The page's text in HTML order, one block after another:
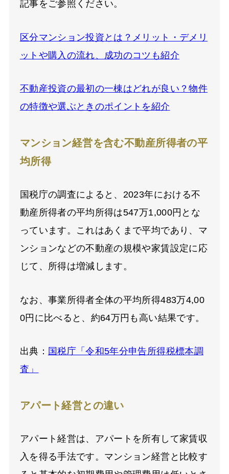
記事をご参照ください。
区分マンション投資とは？メリット・デメリ
ットや購入の流れ、成功のコツも紹介
不動産投資の最初の一棟はどれが良い？物件
の特徴や選ぶときのポイントを紹介
マンション経営を含む不動産所得者の平
均所得
国税庁の調査によると、2023年における不
動産所得者の平均所得は547万1,000円とな
っています。これはあくまで平均であり、マ
ンションなどの不動産の規模や家賃設定に応
じて、所得は増減します。
なお、事業所得者全体の平均所得483万4,00
0円に比べると、約64万円も高い結果です。
出典： 国税庁「令和5年分申告所得税標本調
査」
アパート経営との違い
アパート経営は、アパートを所有して家賃収
入を得る手法です。マンション経営と比較す